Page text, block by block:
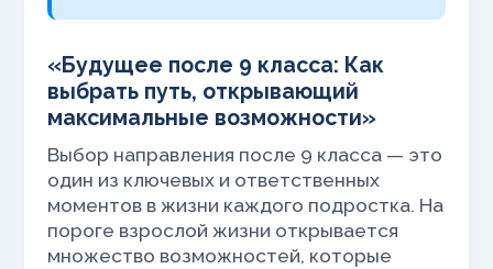
«Будущее после 9 класса: Как
выбрать путь, открывающий
максимальные возможности»
Выбор направления после 9 класса — это
один из ключевых и ответственных
моментов в жизни каждого подростка. На
пороге взрослой жизни открывается
множество возможностей, которые